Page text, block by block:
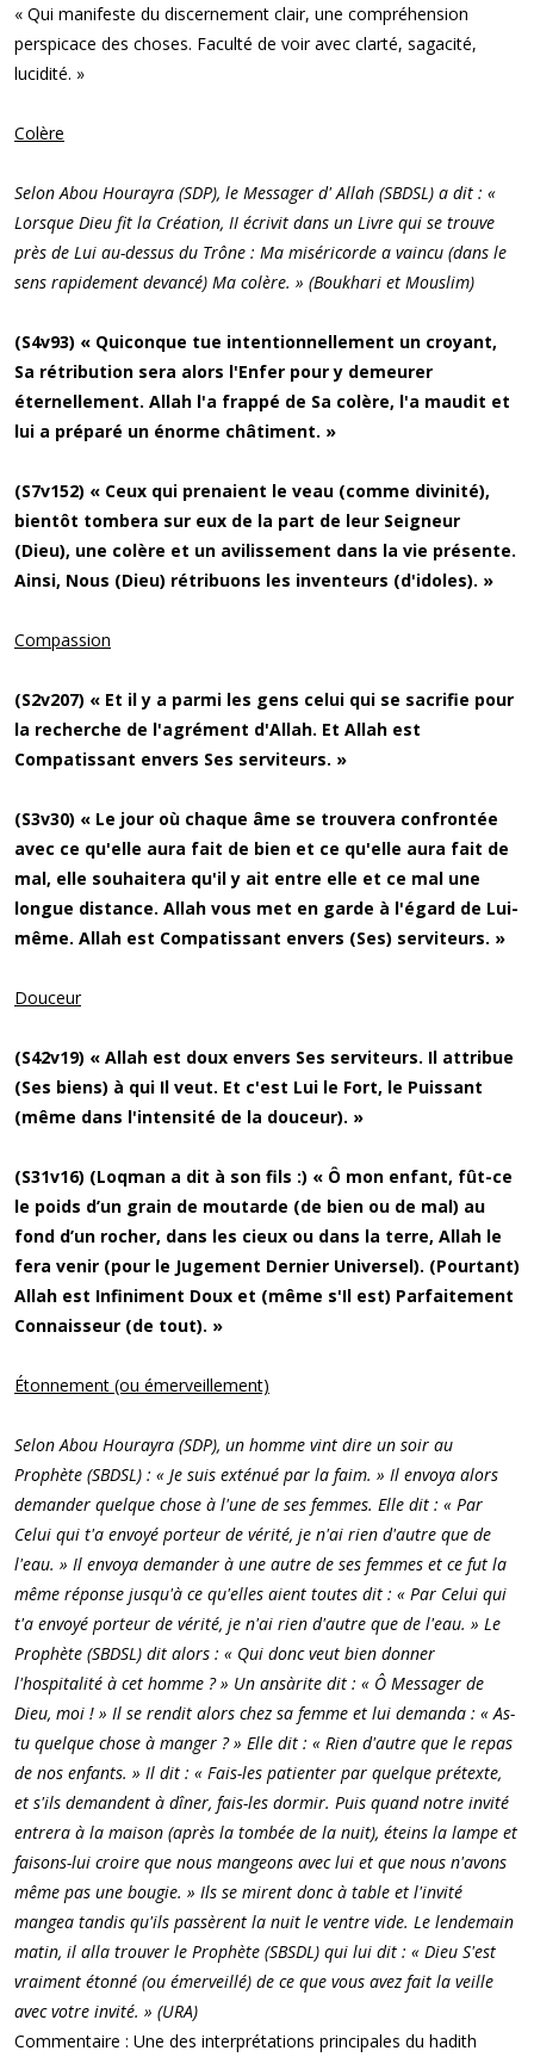
« Qui manifeste du discernement clair, une compréhension
perspicace des choses. Faculté de voir avec clarté, sagacité,
lucidité. »
Colère
Selon Abou Hourayra (SDP), le Messager d' Allah (SBDSL) a dit : «
Lorsque Dieu fit la Création, II écrivit dans un Livre qui se trouve
près de Lui au-dessus du Trône : Ma miséricorde a vaincu (dans le
sens rapidement devancé) Ma colère. » (Boukhari et Mouslim)
(S4v93) « Quiconque tue intentionnellement un croyant,
Sa rétribution sera alors l'Enfer pour y demeurer
éternellement. Allah l'a frappé de Sa colère, l'a maudit et
lui a préparé un énorme châtiment. »
(S7v152) « Ceux qui prenaient le veau (comme divinité),
bientôt tombera sur eux de la part de leur Seigneur
(Dieu), une colère et un avilissement dans la vie présente.
Ainsi, Nous (Dieu) rétribuons les inventeurs (d'idoles). »
Compassion
(S2v207) « Et il y a parmi les gens celui qui se sacrifie pour
la recherche de l'agrément d'Allah. Et Allah est
Compatissant envers Ses serviteurs. »
(S3v30) « Le jour où chaque âme se trouvera confrontée
avec ce qu'elle aura fait de bien et ce qu'elle aura fait de
mal, elle souhaitera qu'il y ait entre elle et ce mal une
longue distance. Allah vous met en garde à l'égard de Lui-
même. Allah est Compatissant envers (Ses) serviteurs. »
Douceur
(S42v19) « Allah est doux envers Ses serviteurs. Il attribue
(Ses biens) à qui Il veut. Et c'est Lui le Fort, le Puissant
(même dans l'intensité de la douceur). »
(S31v16) (Loqman a dit à son fils :) « Ô mon enfant, fût-ce
le poids d’un grain de moutarde (de bien ou de mal) au
fond d’un rocher, dans les cieux ou dans la terre, Allah le
fera venir (pour le Jugement Dernier Universel). (Pourtant)
Allah est Infiniment Doux et (même s'Il est) Parfaitement
Connaisseur (de tout). »
Étonnement (ou émerveillement)
Selon Abou Hourayra (SDP), un homme vint dire un soir au
Prophète (SBDSL) : « Je suis exténué par la faim. » Il envoya alors
demander quelque chose à l'une de ses femmes. Elle dit : « Par
Celui qui t'a envoyé porteur de vérité, je n'ai rien d'autre que de
l'eau. » Il envoya demander à une autre de ses femmes et ce fut la
même réponse jusqu'à ce qu'elles aient toutes dit : « Par Celui qui
t'a envoyé porteur de vérité, je n'ai rien d'autre que de l'eau. » Le
Prophète (SBDSL) dit alors : « Qui donc veut bien donner
l'hospitalité à cet homme ? » Un ansàrite dit : « Ô Messager de
Dieu, moi ! » Il se rendit alors chez sa femme et lui demanda : « As-
tu quelque chose à manger ? » Elle dit : « Rien d'autre que le repas
de nos enfants. » Il dit : « Fais-les patienter par quelque prétexte,
et s'ils demandent à dîner, fais-les dormir. Puis quand notre invité
entrera à la maison (après la tombée de la nuit), éteins la lampe et
faisons-lui croire que nous mangeons avec lui et que nous n'avons
même pas une bougie. » Ils se mirent donc à table et l'invité
mangea tandis qu'ils passèrent la nuit le ventre vide. Le lendemain
matin, il alla trouver le Prophète (SBSDL) qui lui dit : « Dieu S'est
vraiment étonné (ou émerveillé) de ce que vous avez fait la veille
avec votre invité. » (URA)
Commentaire : Une des interprétations principales du hadith